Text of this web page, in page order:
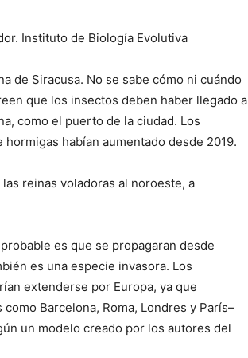
Instituto de Biología Evolutiva
de Siracusa. No se sabe cómo ni cuándo
que los insectos deben haber llegado a
como el puerto de la ciudad. Los
habían aumentado desde 2019.
reinas voladoras al noroeste, a
es que se propagaran desde
es una especie invasora. Los
extenderse por Europa, ya que
Barcelona, ​​Roma, Londres y París–
un modelo creado por los autores del